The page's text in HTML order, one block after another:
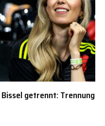
getrennt: Trennung